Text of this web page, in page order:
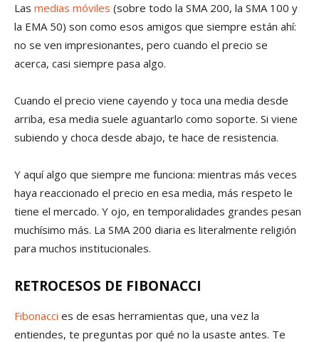
Las medias móviles (sobre todo la SMA 200, la SMA 100 y
la EMA 50) son como esos amigos que siempre están ahí:
no se ven impresionantes, pero cuando el precio se
acerca, casi siempre pasa algo.
Cuando el precio viene cayendo y toca una media desde
arriba, esa media suele aguantarlo como soporte. Si viene
subiendo y choca desde abajo, te hace de resistencia.
Y aquí algo que siempre me funciona: mientras más veces
haya reaccionado el precio en esa media, más respeto le
tiene el mercado. Y ojo, en temporalidades grandes pesan
muchísimo más. La SMA 200 diaria es literalmente religión
para muchos institucionales.
RETROCESOS DE FIBONACCI
Fibonacci es de esas herramientas que, una vez la
entiendes, te preguntas por qué no la usaste antes. Te